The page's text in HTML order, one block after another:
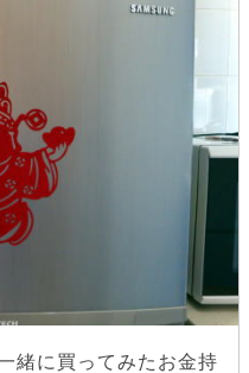
緒に買ってみたお金持